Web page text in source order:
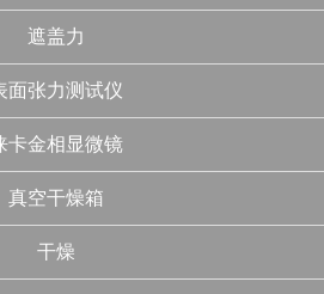
遮盖力
面张力测试仪
卡金相显微镜
真空干燥箱
干燥